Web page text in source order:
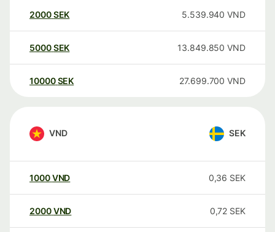
2000SEK 5.539.940 VND
5000SEK 13.849.850 VND
10000 SEK 27.699.700 VND
VND SEK
1000VND 0,36 SEK
2000VND 0,72 SEK